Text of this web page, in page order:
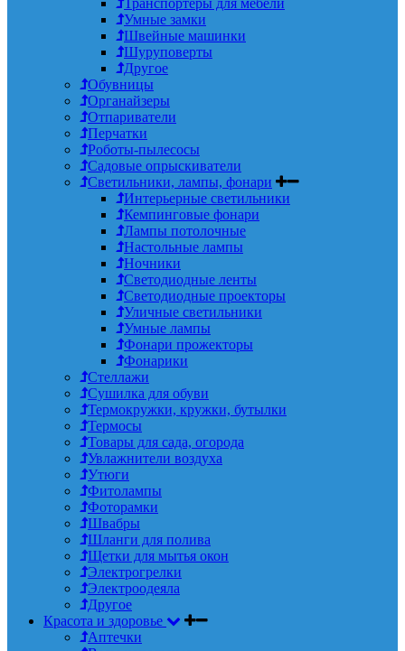
Умные замки
Швейные машинки
Шуруповерты
Другое
Обувницы
Органайзеры
Отпариватели
Перчатки
Роботы-пылесосы
Садовые опрыскиватели
Светильники, лампы, фонари
Интерьерные светильники
Кемпинговые фонари
Лампы потолочные
Настольные лампы
Ночники
Светодиодные ленты
Светодиодные проекторы
Уличные светильники
Умные лампы
Фонари прожекторы
Фонарики
Стеллажи
Сушилка для обуви
Термокружки, кружки, бутылки
Термосы
Товары для сада, огорода
Увлажнители воздуха
Утюги
Фитолампы
Фоторамки
Швабры
Шланги для полива
Щетки для мытья окон
Электрогрелки
Электроодеяла
Другое
Красота и здоровье
Аптечки